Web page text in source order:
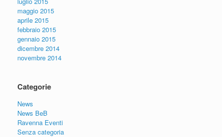
maggio 2015
aprile 2015
febbraio 2015
gennaio 2015
dicembre 2014
novembre 2014
Categorie
News
News BeB
Ravenna Eventi
Senza categoria